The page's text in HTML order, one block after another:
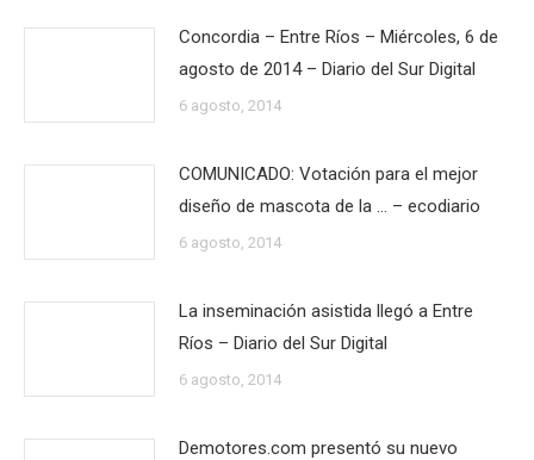
Concordia – Entre Ríos – Miércoles, 6 de
agosto de 2014 – Diario del Sur Digital
6 agosto, 2014
COMUNICADO: Votación para el mejor
diseño de mascota de la … – ecodiario
6 agosto, 2014
La inseminación asistida llegó a Entre
Ríos – Diario del Sur Digital
6 agosto, 2014
Demotores.com presentó su nuevo